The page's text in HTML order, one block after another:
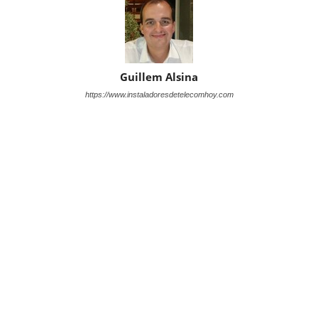
Guillem Alsina
https://www.instaladoresdetelecomhoy.com